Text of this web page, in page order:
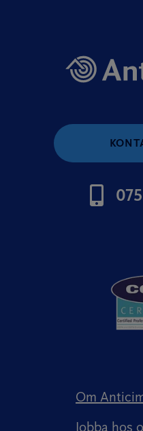
Om
Jobba hos